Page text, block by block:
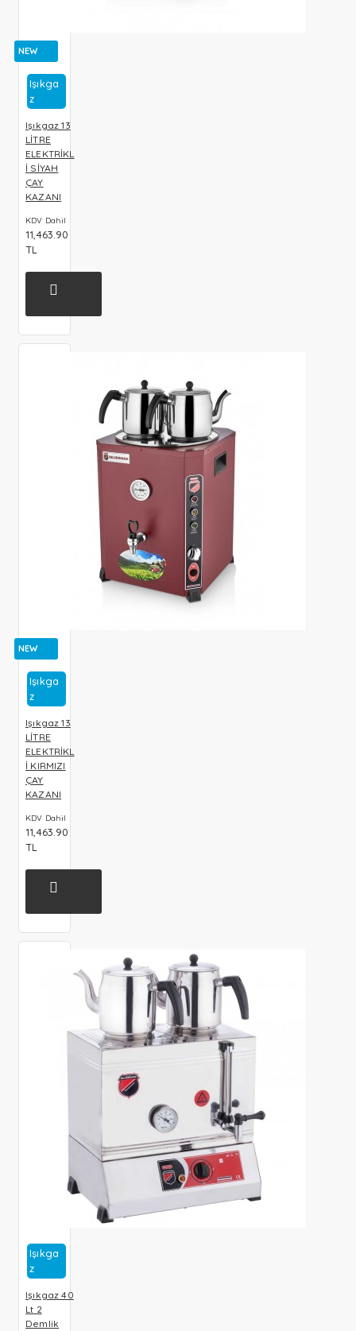
NEW
Işıkga
Z
Işıkgaz 13
LİTRE
ELEKTRİKL
İ SİYAH
ÇAY
KAZANI
KDV Dahil
11,463.90
TL
NEW
Işıkga
Z
Işıkgaz 13
LİTRE
ELEKTRİKL
İ KIRMIZI
ÇAY
KAZANI
KDV Dahil
11,463.90
TL
Işıkga
Z
Işıkgaz 40
Lt 2
Demlik